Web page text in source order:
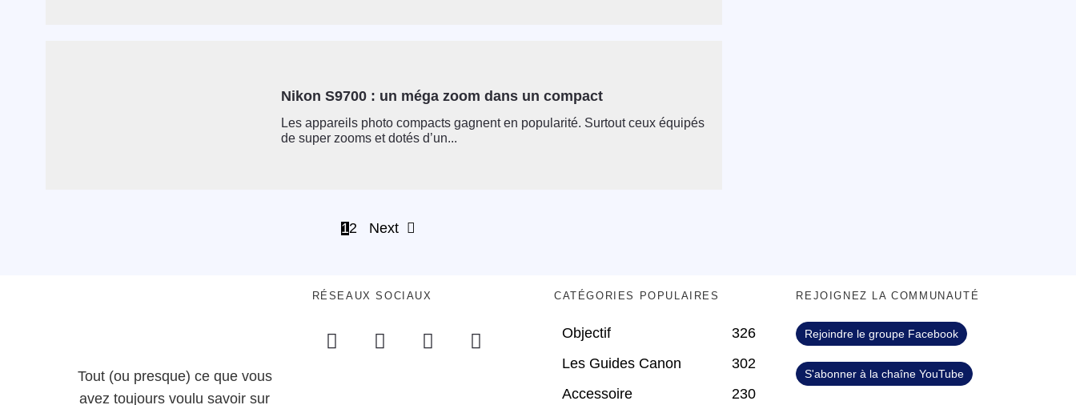
Nikon S9700 : un méga zoom dans un compact
Les appareils photo compacts gagnent en popularité. Surtout ceux équipés
de super zooms et dotés d’un...
12 Next
Tout (ou presque) ce que vous
avez toujours voulu savoir sur
RÉSEAUX SOCIAUX CATÉGORIES POPULAIRES
Objectif
326
Les Guides Canon
302
Accessoire
230
REJOIGNEZ LA COMMUNAUTÉ
Rejoindre le groupe Facebook
S'abonner à la chaîne YouTube